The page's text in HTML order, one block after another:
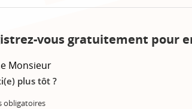
vous gratuitement pour
Monsieur
plus tôt ?
obligatoires